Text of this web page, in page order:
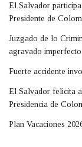
El Salvador
Presidente de
Juzgado de lo
agravado imperfecto
Fuerte accidente
El Salvador felicita
Presidencia de
Plan Vacaciones